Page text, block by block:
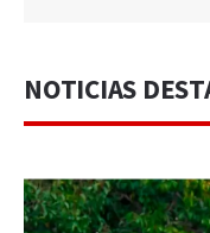
NOTICIAS